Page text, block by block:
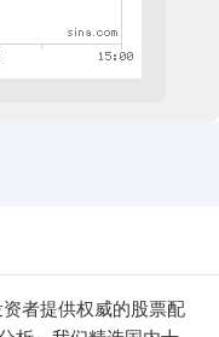
者提供权威的股票配